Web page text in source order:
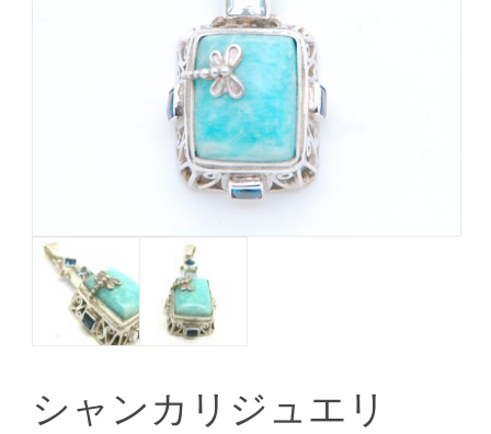
シャンカリジュエリ